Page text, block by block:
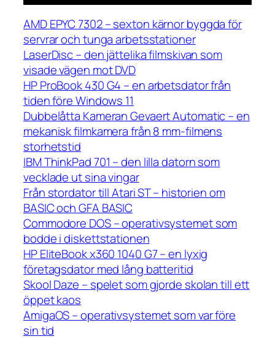
AMD EPYC 7302 – sexton kärnor byggda för
servrar och tunga arbetsstationer
LaserDisc – den jättelika filmskivan som
visade vägen mot DVD
HP ProBook 430 G4 – en arbetsdator från
tiden före Windows 11
Dubbelåtta Kameran Gevaert Automatic – en
mekanisk filmkamera från 8 mm-filmens
storhetstid
IBM ThinkPad 701 – den lilla datorn som
vecklade ut sina vingar
Från stordator till Atari ST – historien om
BASIC och GFA BASIC
Commodore DOS – operativsystemet som
bodde i diskettstationen
HP EliteBook x360 1040 G7 – en lyxig
företagsdator med lång batteritid
Skool Daze – spelet som gjorde skolan till ett
öppet kaos
AmigaOS – operativsystemet som var före
sin tid